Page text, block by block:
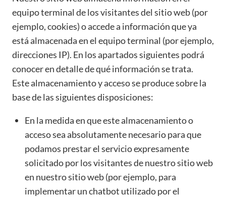
equipo terminal de los visitantes del sitio web (por
ejemplo, cookies) o accede a información que ya
está almacenada en el equipo terminal (por ejemplo,
direcciones IP). En los apartados siguientes podrá
conocer en detalle de qué información se trata.
Este almacenamiento y acceso se produce sobre la
base de las siguientes disposiciones:
En la medida en que este almacenamiento o
acceso sea absolutamente necesario para que
podamos prestar el servicio expresamente
solicitado por los visitantes de nuestro sitio web
en nuestro sitio web (por ejemplo, para
implementar un chatbot utilizado por el